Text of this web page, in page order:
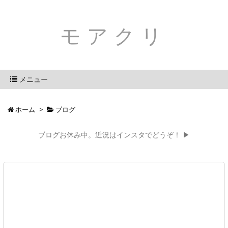
モアクリ
メニュー
ホーム > ブログ
ブログお休み中。近況はインスタでどうぞ！ ▶